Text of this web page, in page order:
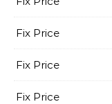
Fix Price
Fix Price
Fix Price